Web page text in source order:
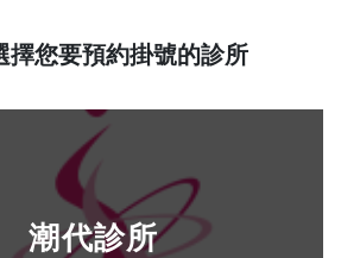
擇您要預約掛號的診所
潮代診所